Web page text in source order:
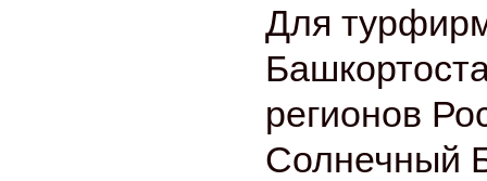
Для
регионов
Солнечный